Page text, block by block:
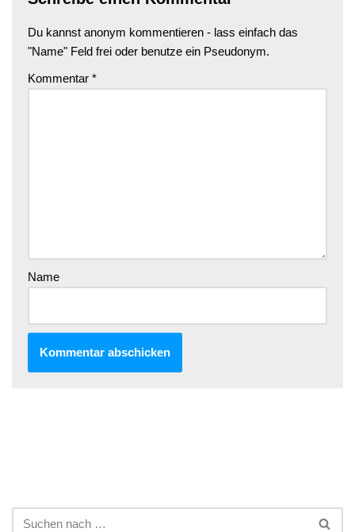
Du kannst anonym kommentieren - lass einfach das
"Name" Feld frei oder benutze ein Pseudonym.
Kommentar *
Name